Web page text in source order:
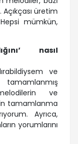
üretim
mümkün,
nasıl
ve
ve
tamamlanma
Ayrıca,
yorumlarını